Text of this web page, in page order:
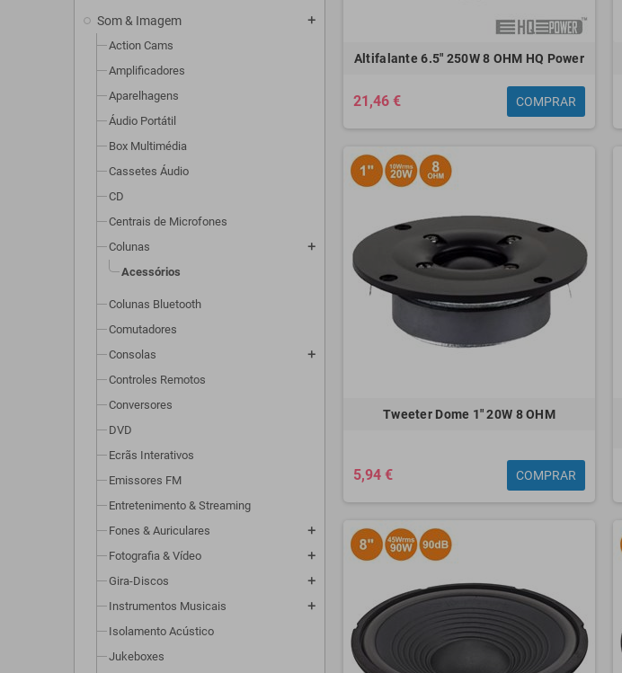
Som & Imagem add
Action Cams
Amplificadores
Aparelhagens
Áudio Portátil
Box Multimédia
Cassetes Áudio
CD
Centrais de Microfones
Colunas
add
Acessórios
Colunas Bluetooth
Comutadores
Consolas
add
Controles Remotos
Conversores
DVD
Ecrãs Interativos
Emissores FM
Entretenimento & Streaming
Fones & Auriculares
add
Fotografia & Vídeo add
Gira-Discos add
Instrumentos Musicais add
Isolamento Acústico
Jukeboxes
Altifalante 6.5" 250W 8 OHM HQ Power
21,46 € COMPRAR
Tweeter Dome 1" 20W 8 OHM
5,94 € COMPRAR